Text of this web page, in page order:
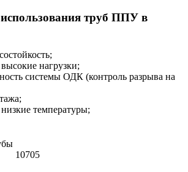
труб ППУ в
нагрузки;
системы ОДК (контроль разрыва на
температуры;
10705